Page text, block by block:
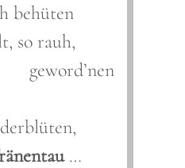
behüten
so rauh,
…